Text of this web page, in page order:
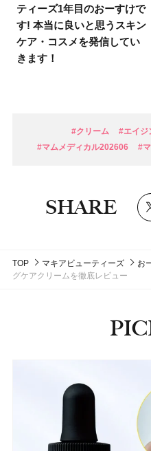
ティーズ1年目のおーすけで
す! 本当に良いと思うスキン
ケア・コスメを発信してい
きます！
#クリーム #エイジ
#マムメディカル202606
#
SHARE
TOP マキアビューティーズ お
グケアクリームを徹底レビュー